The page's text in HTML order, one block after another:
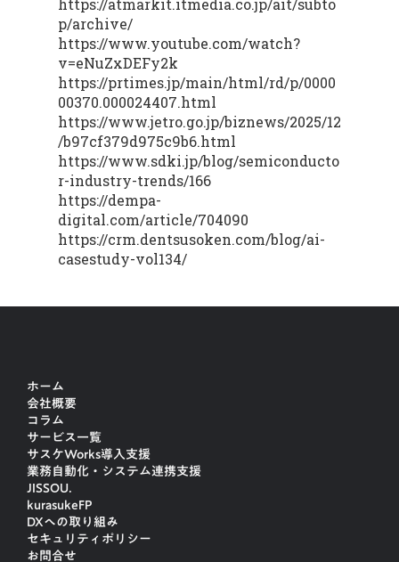
https://atmarkit.itmedia.co.jp/ait/subto
p/archive/
https://www.youtube.com/watch?
v=eNuZxDEFy2k
https://prtimes.jp/main/html/rd/p/0000
00370.000024407.html
https://www.jetro.go.jp/biznews/2025/12
/b97cf379d975c9b6.html
https://www.sdki.jp/blog/semiconducto
r-industry-trends/166
https://dempa-
digital.com/article/704090
https://crm.dentsusoken.com/blog/ai-
casestudy-vol134/
ホーム
会社概要
コラム
サービス一覧
サスケWorks導入支援
業務自動化・システム連携支援
JISSOU.
kurasukeFP
DXへの取り組み
セキュリティポリシー
お問合せ